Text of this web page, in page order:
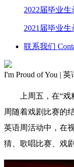
2022届毕业生
2021届毕业生
联系我们
I'm Proud of You |
上周五，在“戏精
周随着戏剧比赛的
英语周活动中，在
猜、歌唱比赛、戏